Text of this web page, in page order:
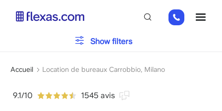
+32
280
Fil
Accueil Location de bureaux Carrobbio, Milano
9.1/10 1545 avis
Veuillez choisir la taille de votre équipex
Show filters